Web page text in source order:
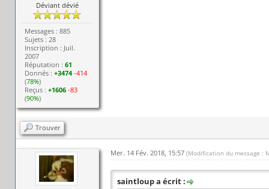
Déviant dévié
Messages : 885
Sujets : 28
Inscription : Juil.
2007
Réputation :61
Donnés :+3474 -414
(78%)
Reçus :+1606 -83
(90%)
Trouver
Mer. 14 Fév. 2018, 15:57 (Modification du message :
saintloup a écrit :